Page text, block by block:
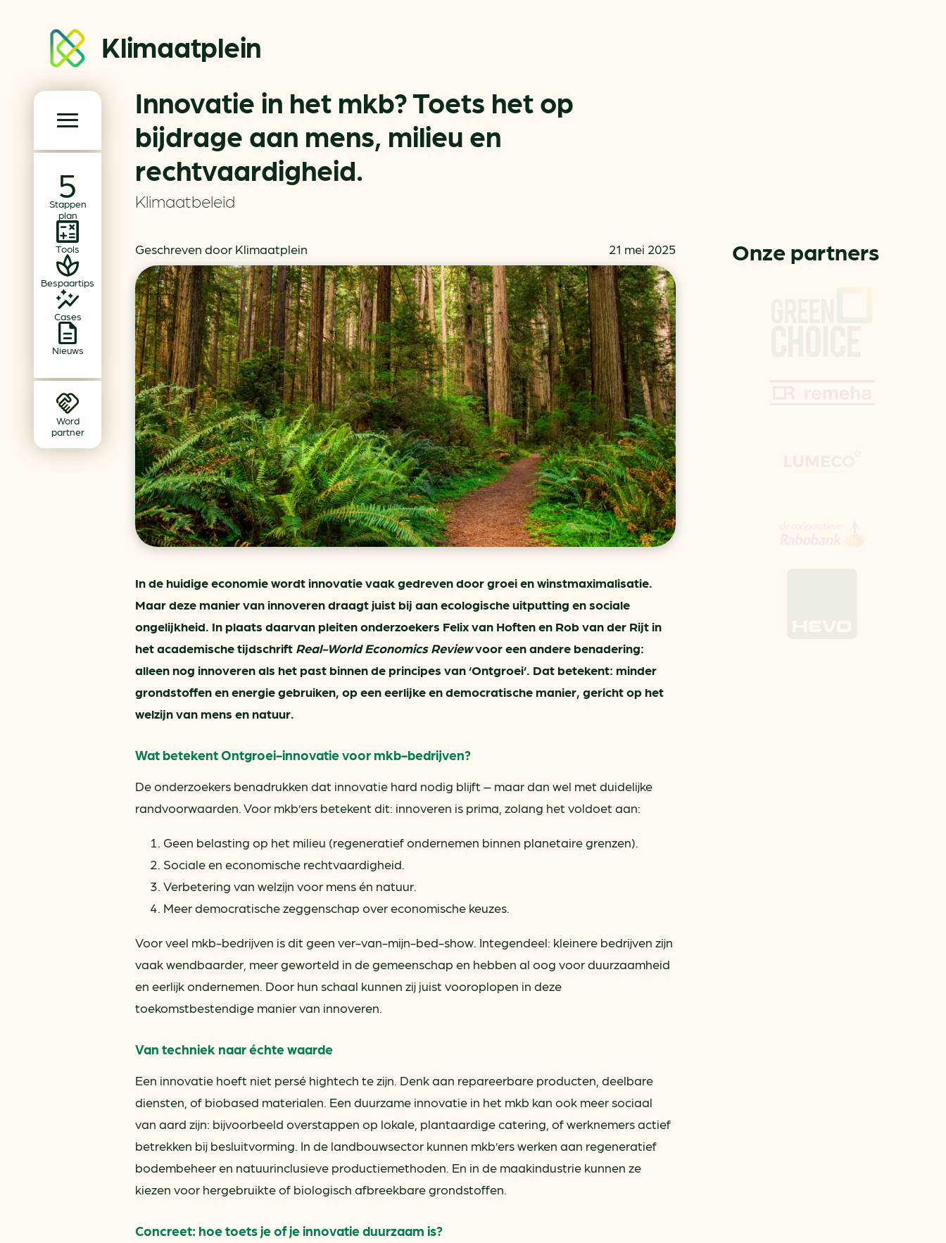
Klimaatplein
Stappen
plan
Tools
Bespaartips
Cases
Nieuws
Word
partner
Klimaatplein
Hoofd­navigatie
Over ons
Partners
Contact
Actueel
Nieuws
Dossiers
Achtergrond klimaatverandering
Beprijzing van CO2
Ondernemen zonder aardgas
Verduurzamen bedrijventerrein
Klimaattransitie op wijkniveau
Besparen
In je gebouw
Op vervoer
In de bedrijfsvoering
Subsidiewijzer voor ondernemers
Voorkomen van klimaatschade
Autobrandstof besparen
Verlichtingscan
Wegwijzers energie besparen
Hergebruiken of recyclen van bijproducten
voor het MKB
Energie besparen op uw PC
info@klimaatplein.nl (073) 822 74 86
Innovatie in het mkb? Toets het op
bijdrage aan mens, milieu en
rechtvaardigheid.
Klimaatbeleid
Geschreven door Klimaatplein 21 mei 2025
In de huidige economie wordt innovatie vaak gedreven door groei en winstmaximalisatie.
Maar deze manier van innoveren draagt juist bij aan ecologische uitputting en sociale
ongelijkheid. In plaats daarvan pleiten onderzoekers Felix van Hoften en Rob van der Rijt in
het academische tijdschrift Real-World Economics Reviewvoor een andere benadering:
alleen nog innoveren als het past binnen de principes van ‘Ontgroei’. Dat betekent: minder
grondstoffen en energie gebruiken, op een eerlijke en democratische manier, gericht op het
welzijn van mens en natuur.
Wat betekent Ontgroei-innovatie voor mkb-bedrijven?
De onderzoekers benadrukken dat innovatie hard nodig blijft – maar dan wel met duidelijke
randvoorwaarden. Voor mkb’ers betekent dit: innoveren is prima, zolang het voldoet aan:
Geen belasting op het milieu (regeneratief ondernemen binnen planetaire grenzen).
Sociale en economische rechtvaardigheid.
Verbetering van welzijn voor mens én natuur.
Meer democratische zeggenschap over economische keuzes.
Voor veel mkb-bedrijven is dit geen ver-van-mijn-bed-show. Integendeel: kleinere bedrijven zijn
vaak wendbaarder, meer geworteld in de gemeenschap en hebben al oog voor duurzaamheid
en eerlijk ondernemen. Door hun schaal kunnen zij juist vooroplopen in deze
toekomstbestendige manier van innoveren.
Van techniek naar échte waarde
Een innovatie hoeft niet persé hightech te zijn. Denk aan repareerbare producten, deelbare
diensten, of biobased materialen. Een duurzame innovatie in het mkb kan ook meer sociaal
van aard zijn: bijvoorbeeld overstappen op lokale, plantaardige catering, of werknemers actief
betrekken bij besluitvorming. In de landbouwsector kunnen mkb’ers werken aan regeneratief
bodembeheer en natuurinclusieve productiemethoden. En in de maakindustrie kunnen ze
kiezen voor hergebruikte of biologisch afbreekbare grondstoffen.
Concreet: hoe toets je of je innovatie duurzaam is?
Onze partners